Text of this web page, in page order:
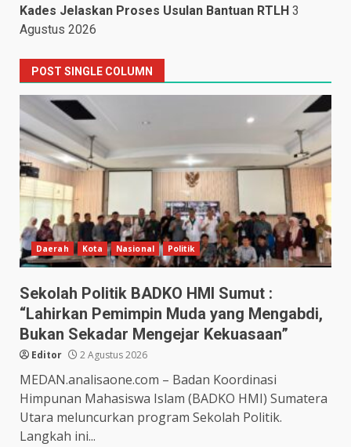
Kades Jelaskan Proses Usulan Bantuan RTLH 3
Agustus 2026
POST SINGLE COLUMN
Daerah Kota Nasional Politik
Sekolah Politik BADKO HMI Sumut :
“Lahirkan Pemimpin Muda yang Mengabdi,
Bukan Sekadar Mengejar Kekuasaan”
Editor 2 Agustus 2026
MEDAN.analisaone.com – Badan Koordinasi
Himpunan Mahasiswa Islam (BADKO HMI) Sumatera
Utara meluncurkan program Sekolah Politik.
Langkah ini...